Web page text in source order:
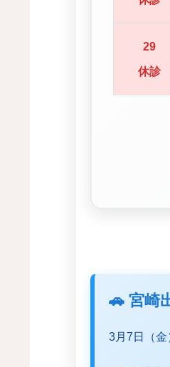
29
休診
🚗 宮崎
3月7日（金